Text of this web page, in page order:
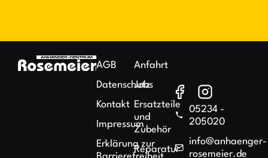
AGB
Datenschutz
Kontakt
Impressum
Erklärung zur
Anfahrt
Jobs
Ersatzteile
und
Zubehör
Reparatur
05234 -
205020
info@anhaenger-
rosemeier.de